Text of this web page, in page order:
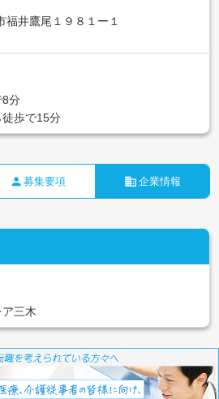
井鷹尾１９８１ー１
8分
歩で15分
person 募集要項 business 企業情報
三木